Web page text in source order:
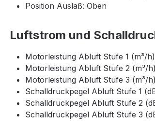
Position Auslaß: Oben
Luftstrom und
Motorleistung Abluft Stufe 1 (m³/
Motorleistung Abluft Stufe 2 (m³/
Motorleistung Abluft Stufe 3 (m³/
Schalldruckpegel Abluft Stufe 1
Schalldruckpegel Abluft Stufe 2
Schalldruckpegel Abluft Stufe 3